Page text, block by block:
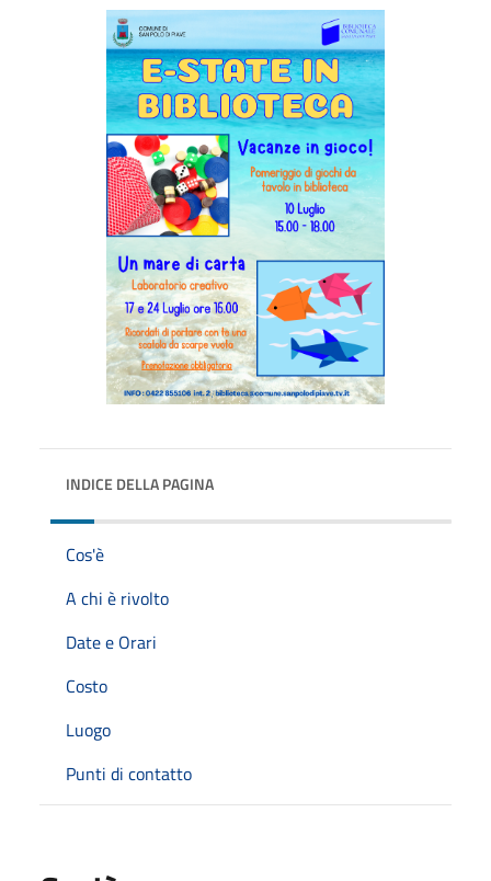
INDICE DELLA PAGINA
Cos'è
A chi è rivolto
Date e Orari
Costo
Luogo
Punti di contatto